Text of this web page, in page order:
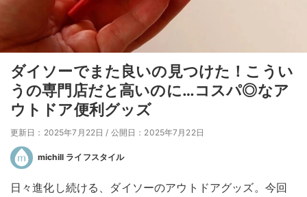
ダイソーでまた良いの見つけた！こうい
うの専門店だと高いのに…コスパ◎なア
ウトドア便利グッズ
更新日：2025年7月22日 / 公開日：2025年7月22日
michill ライフスタイル
日々進化し続ける、ダイソーのアウトドアグッズ。今回